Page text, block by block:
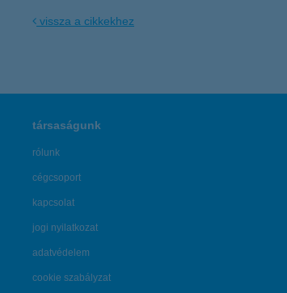
vissza a cikkekhez
társaságunk
rólunk
cégcsoport
kapcsolat
jogi nyilatkozat
adatvédelem
cookie szabályzat